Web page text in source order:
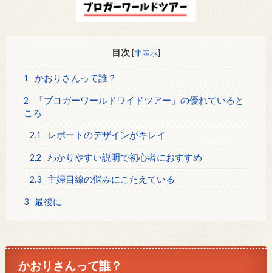
目次 [非表示]
1 かおりさんって誰？
2
「ブロガーワールドワイドツアー」の優れていると
ころ
2.1 レポートのデザインがキレイ
2.2 わかりやすい説明で初心者におすすめ
2.3 主婦目線の悩みにこたえている
3 最後に
かおりさんって誰？